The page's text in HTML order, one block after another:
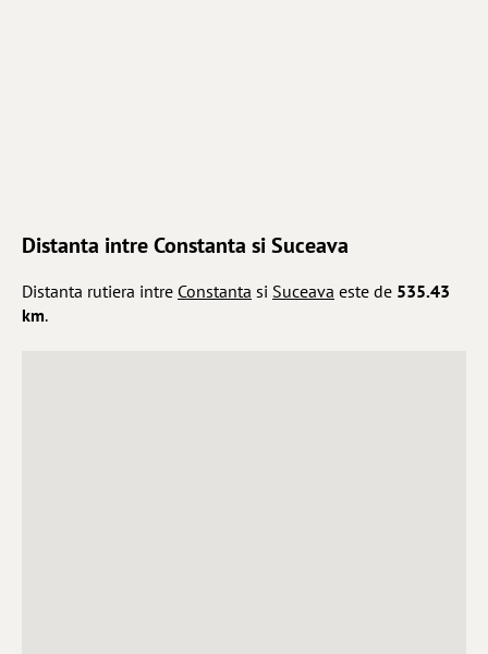
Distanta intre Constanta si Suceava
Distanta rutiera intre Constanta si Suceava este de 535.43
km.